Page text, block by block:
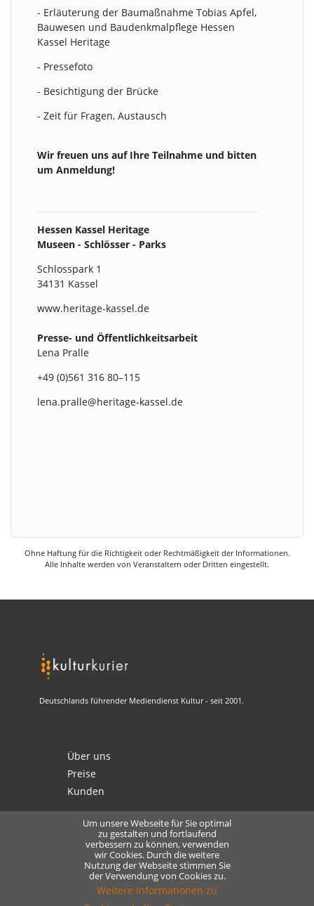
- Erläuterung der Baumaßnahme Tobias Apfel,
Bauwesen und Baudenkmalpflege Hessen
Kassel Heritage
- Pressefoto
- Besichtigung der Brücke
- Zeit für Fragen, Austausch
Wir freuen uns auf Ihre Teilnahme und bitten
um Anmeldung!
Hessen Kassel Heritage
Museen - Schlösser - Parks
Schlosspark 1
34131 Kassel
www.heritage-kassel.de
Presse- und Öffentlichkeitsarbeit
Lena Pralle
+49 (0)561 316 80–115
lena.pralle@heritage-kassel.de
Ohne Haftung für die Richtigkeit oder Rechtmäßigkeit der Informationen.
Alle Inhalte werden von Veranstaltern oder Dritten eingestellt.
Deutschlands führender Mediendienst Kultur - seit 2001.
Über uns
Preise
Kunden
Kontakt
Datenschutz
Lizensierung
Um unsere Webseite für Sie optimal
zu gestalten und fortlaufend
verbessern zu können, verwenden
wir Cookies. Durch die weitere
Nutzung der Webseite stimmen Sie
der Verwendung von Cookies zu.
Weitere Informationen zu